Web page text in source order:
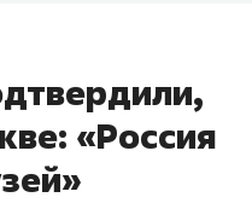
«Россия